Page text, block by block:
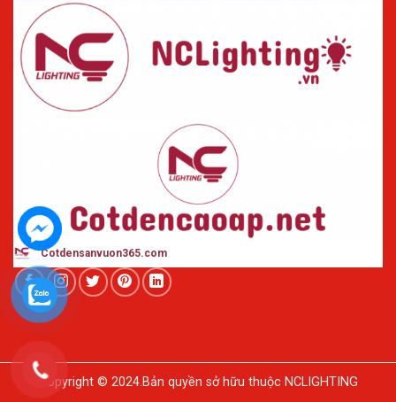
Cotdensanvuon365.com
Copyright © 2024.Bản quyền sở hữu thuộc NCLIGHTING